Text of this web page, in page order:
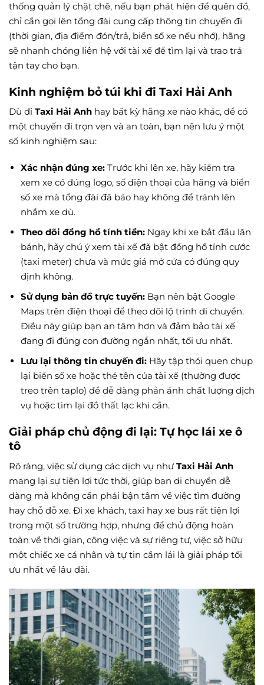
thống quản lý chặt chẽ, nếu bạn phát hiện để quên đồ,
chỉ cần gọi lên tổng đài cung cấp thông tin chuyến đi
(thời gian, địa điểm đón/trả, biển số xe nếu nhớ), hãng
sẽ nhanh chóng liên hệ với tài xế để tìm lại và trao trả
tận tay cho bạn.
Kinh nghiệm bỏ túi khi đi Taxi Hải Anh
Dù đi Taxi Hải Anh hay bất kỳ hãng xe nào khác, để có
một chuyến đi trọn vẹn và an toàn, bạn nên lưu ý một
số kinh nghiệm sau:
Xác nhận đúng xe:Trước khi lên xe, hãy kiểm tra
xem xe có đúng logo, số điện thoại của hãng và biển
số xe mà tổng đài đã báo hay không để tránh lên
nhầm xe dù.
Theo dõi đồng hồ tính tiền:Ngay khi xe bắt đầu lăn
bánh, hãy chú ý xem tài xế đã bật đồng hồ tính cước
(taxi meter) chưa và mức giá mở cửa có đúng quy
định không.
Sử dụng bản đồ trực tuyến:Bạn nên bật Google
Maps trên điện thoại để theo dõi lộ trình di chuyển.
Điều này giúp bạn an tâm hơn và đảm bảo tài xế
đang đi đúng con đường ngắn nhất, tối ưu nhất.
Lưu lại thông tin chuyến đi:Hãy tập thói quen chụp
lại biển số xe hoặc thẻ tên của tài xế (thường được
treo trên taplo) để dễ dàng phản ánh chất lượng dịch
vụ hoặc tìm lại đồ thất lạc khi cần.
Giải pháp chủ động đi lại: Tự học lái xe ô
tô
Rõ ràng, việc sử dụng các dịch vụ như Taxi Hải Anh
mang lại sự tiện lợi tức thời, giúp bạn di chuyển dễ
dàng mà không cần phải bận tâm về việc tìm đường
hay chỗ đỗ xe. Đi xe khách, taxi hay xe bus rất tiện lợi
trong một số trường hợp, nhưng để chủ động hoàn
toàn về thời gian, công việc và sự riêng tư, việc sở hữu
một chiếc xe cá nhân và tự tin cầm lái là giải pháp tối
ưu nhất về lâu dài.